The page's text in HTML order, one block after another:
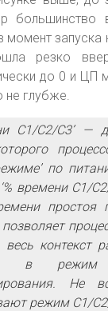
большинство
момент запуска
резко
до 0 и ЦП
не глубже.
С1/С2/С3’ —
по
времени С1/
простоя
позволяет
весь контекст
в режим
Не
режим С1/